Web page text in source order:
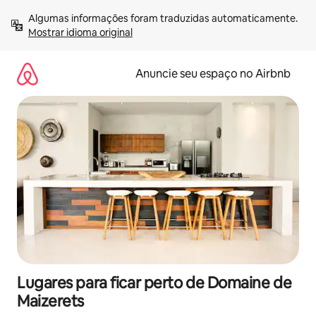
para
Mostrar idioma original
Anuncie seu espaço no Airbnb
Lugares para ficar perto de Domaine de
Maizerets